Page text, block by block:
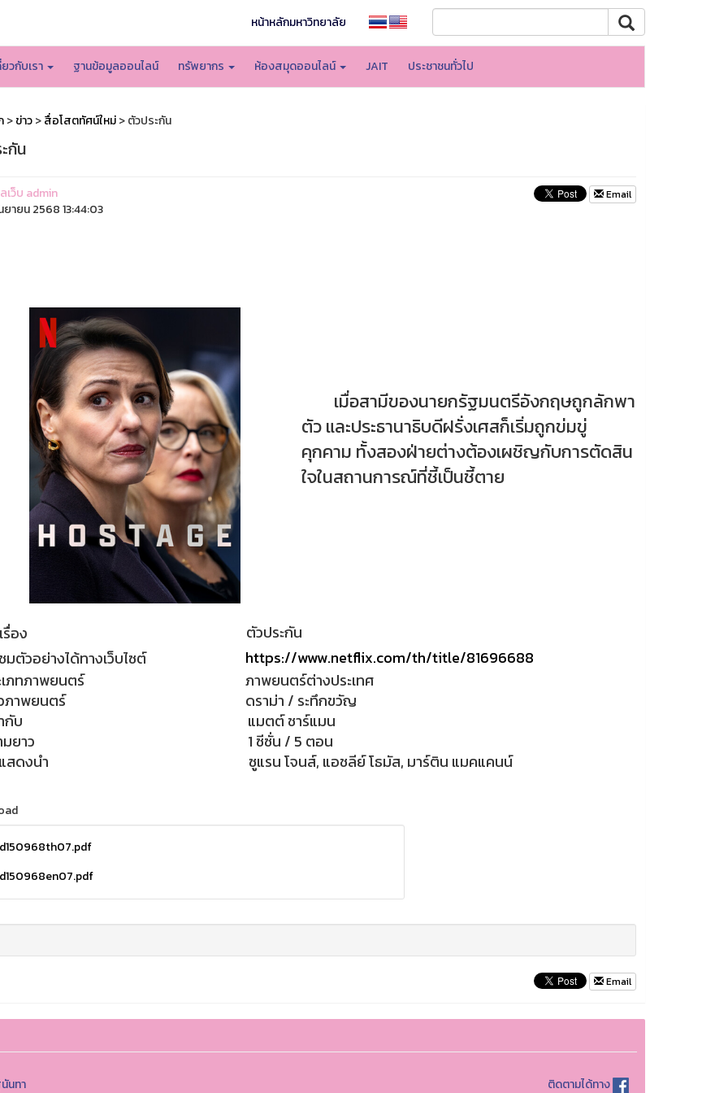
หน้าหลักมหาวิทยาลัย
ยวกับเรา ฐานข้อมูลออนไลน์ ทรัพยากร ห้องสมุดออนไลน์ JAIT ประชาชนทั่วไป
>ข่าว>สื่อโสตทัศน์ใหม่> ตัวประกัน
กัน
ว็บ admin
ยายน 2568 13:44:03
Email
เมื่อสามีของนายกรัฐมนตรีอังกฤษถูกลักพา
ตัว และประธานาธิบดีฝรั่งเศสก็เริ่มถูกข่มขู่
คุกคาม ทั้งสองฝ่ายต่างต้องเผชิญกับการตัดสิน
ใจในสถานการณ์ที่ชี้เป็นชี้ตาย
รื่อง
ตัวประกัน
มตัวอย่างได้ทางเว็บไซต์
https://www.netflix.com/th/title/81696688
เภทภาพยนตร์
ภาพยนตร์ต่างประเทศ
ภาพยนตร์
ดราม่า / ระทึกขวัญ
กับ
แมตต์ ชาร์แมน
ยาว
1 ซีซั่น / 5 ตอน
สดงนำ
ซูแรน โจนส์, แอชลีย์ โธมัส, มาร์ติน แมคแคนน์
Email
นทา
ติดตามได้ทาง